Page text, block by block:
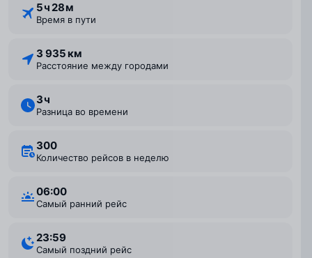
5 ⁠ч 28 ⁠м
Время в пути
3 935 км
Расстояние между городами
3 ⁠ч
Разница во времени
300
Количество рейсов в неделю
06:00
Самый ранний рейс
23:59
Самый поздний рейс